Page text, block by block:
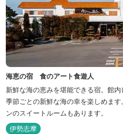
海恵の宿 食のアート食遊人
新鮮な海の恵みを堪能できる宿。館内
季節ごとの新鮮な海の幸を楽しめま
ンのスイートルームもあります。
伊勢志摩